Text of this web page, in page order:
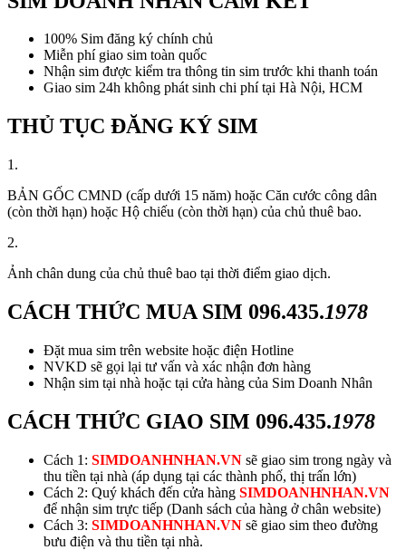
100% Sim đăng ký chính chủ
Miễn phí giao sim toàn quốc
Nhận sim được kiểm tra thông tin sim trước khi thanh toán
Giao sim 24h không phát sinh chi phí tại Hà Nội, HCM
THỦ TỤC ĐĂNG KÝ SIM
1.
BẢN GỐC CMND (cấp dưới 15 năm) hoặc Căn cước công dân
(còn thời hạn) hoặc Hộ chiếu (còn thời hạn) của chủ thuê bao.
2.
Ảnh chân dung của chủ thuê bao tại thời điểm giao dịch.
CÁCH THỨC MUA SIM 096.435.1978
Đặt mua sim trên website hoặc điện Hotline
NVKD sẽ gọi lại tư vấn và xác nhận đơn hàng
Nhận sim tại nhà hoặc tại cửa hàng của Sim Doanh Nhân
CÁCH THỨC GIAO SIM 096.435.1978
Cách 1: SIMDOANHNHAN.VN sẽ giao sim trong ngày và
thu tiền tại nhà (áp dụng tại các thành phố, thị trấn lớn)
Cách 2: Quý khách đến cửa hàng SIMDOANHNHAN.VN
để nhận sim trực tiếp (Danh sách của hàng ở chân website)
Cách 3: SIMDOANHNHAN.VN sẽ giao sim theo đường
bưu điện và thu tiền tại nhà.